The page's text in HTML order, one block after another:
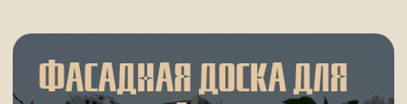
ЭСТЕТИЧНОЙ НАРУЖНОЙ
ОТДЕЛКИ